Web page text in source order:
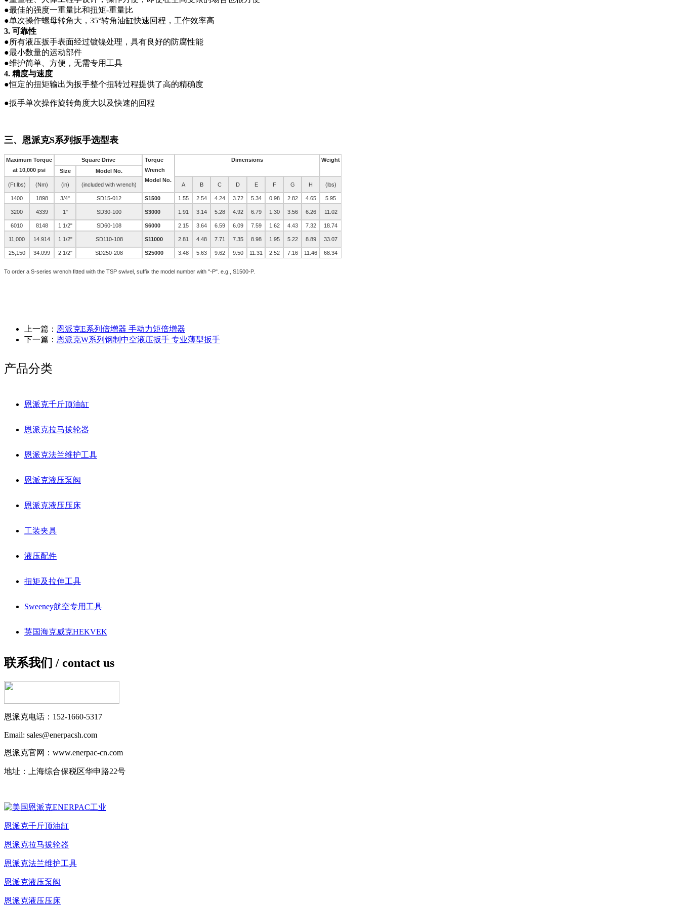
●最佳的强度一重量比和扭矩-重量比
●单次操作螺母转角大，35°转角油缸快速回程，工作效率高
3. 可靠性
●所有液压扳手表面经过镀镍处理，具有良好的防腐性能
●最小数量的运动部件
●维护简单、方便，无需专用工具
4. 精度与速度
●恒定的扭矩输出为扳手整个扭转过程提供了高的精确度
●扳手单次操作旋转角度大以及快速的回程
三、恩派克S系列 扳手选型表
Maximum Torque
at 10,000 psi
Square Drive
Torque
Wrench
Model No.
Dimensions
Weight
Size
Model No.
(Ft.lbs) (Nm) (in) (included with wrench) A B C D E F G H (lbs)
1400 1898 3/4" SD15-012 S1500 1.55 2.54 4.24 3.72 5.34 0.98 2.82 4.65 5.95
3200 4339 1" SD30-100 S3000 1.91 3.14 5.28 4.92 6.79 1.30 3.56 6.26 11.02
6010 8148 1 1/2" SD60-108 S6000 2.15 3.64 6.59 6.09 7.59 1.62 4.43 7.32 18.74
11,000 14.914 1 1/2" SD110-108 S11000 2.81 4.48 7.71 7.35 8.98 1.95 5.22 8.89 33.07
25,150 34.099 2 1/2" SD250-208 S25000 3.48 5.63 9.62 9.50 11.31 2.52 7.16 11.46 68.34
To order a S-series wrench fitted with the TSP swivel, suffix the model number with "-P". e.g., S1500-P.
上一篇： 恩派克E系列倍增器 手动力矩倍增器
下一篇： 恩派克W系列钢制中空液压扳手 专业薄型扳手
产品分类
恩派克千斤顶油缸
恩派克拉马拔轮器
恩派克法兰维护工具
恩派克液压泵阀
恩派克液压压床
工装夹具
液压配件
扭矩及拉伸工具
Sweeney航空专用工具
英国海克威克HEKVEK
联系我们 / contact us
恩派克电话：152-1660-5317
Email: sales@enerpacsh.com
恩派克官网：www.enerpac-cn.com
地址：上海综合保税区华申路22号
恩派克千斤顶油缸
恩派克拉马拔轮器
恩派克法兰维护工具
恩派克液压泵阀
恩派克液压压床